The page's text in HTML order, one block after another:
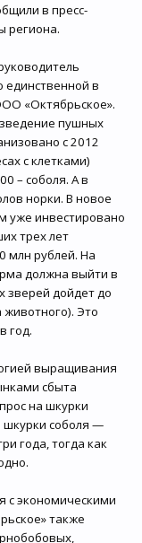
в пресс-
региона.
единственной в
«Октябрьское».
пушных
с 2012
с клетками)
– соболя. А в
норки. В новое
уже инвестировано
трех лет
млн рублей. На
должна выйти в
зверей дойдет до
животного). Это
год.
выращивания
сбыта
на шкурки
соболя —
года, тогда как
с экономическими
также